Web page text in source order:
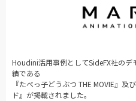
Houdini活用事例としてSideFX社の
績である
『たべっ子どうぶつ THE MOVIE』
ド』が掲載されました。